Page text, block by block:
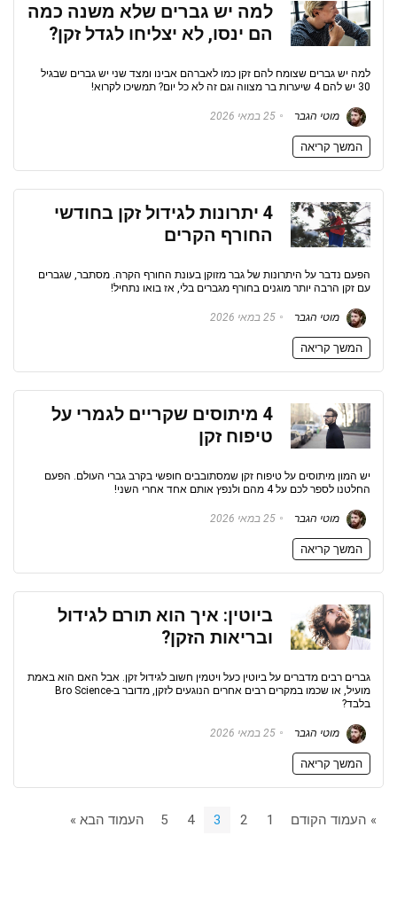
למה יש גברים שלא משנה כמה
הם ינסו, לא יצליחו לגדל זקן?
למה יש גברים שצומח להם זקן כמו לאברהם אבינו ומצד שני יש גברים שבגיל
30 יש להם 4 שיערות בר מצווה וגם זה לא כל יום? תמשיכו לקרוא!
מוטי הגבר 25 במאי 2026
המשך קריאה
4 יתרונות לגידול זקן בחודשי
החורף הקרים
הפעם נדבר על היתרונות של גבר מזוקן בעונת החורף הקרה. מסתבר, שגברים
עם זקן הרבה יותר מוגנים בחורף מגברים בלי, אז בואו נתחיל!
מוטי הגבר 25 במאי 2026
המשך קריאה
4 מיתוסים שקריים לגמרי על
טיפוח זקן
יש המון מיתוסים על טיפוח זקן שמסתובבים חופשי בקרב גברי העולם. הפעם
החלטנו לספר לכם על 4 מהם ולנפץ אותם אחד אחרי השני!
מוטי הגבר 25 במאי 2026
המשך קריאה
ביוטין: איך הוא תורם לגידול
ובריאות הזקן?
גברים רבים מדברים על ביוטין כעל ויטמין חשוב לגידול זקן. אבל האם הוא באמת
מועיל, או שכמו במקרים רבים אחרים הנוגעים לזקן, מדובר ב-Bro Science
בלבד?
מוטי הגבר 25 במאי 2026
המשך קריאה
» העמוד הקודם 1
2
3
4
5 העמוד הבא »